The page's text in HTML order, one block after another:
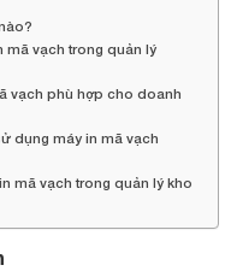
mã vạch trong quản lý
vạch phù hợp cho doanh
dụng máy in mã vạch
mã vạch trong quản lý kho